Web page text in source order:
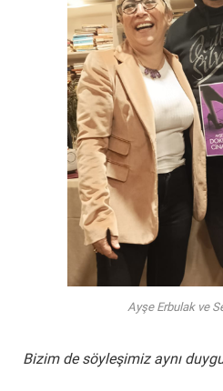
Ayşe Erbulak ve
Bizim de söyleşimiz aynı